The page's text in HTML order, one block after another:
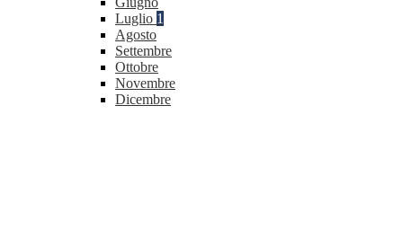
Luglio 1
Agosto
Settembre
Ottobre
Novembre
Dicembre